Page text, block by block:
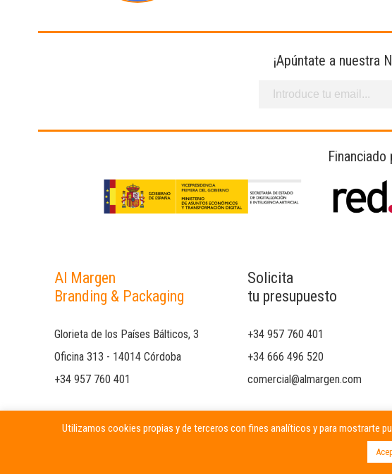
¡Apúntate a nuestra
Al Margen
Branding & Packaging
Glorieta de los Países Bálticos, 3
Oficina 313 - 14014 Córdoba
+34 957 760 401
Solicita
tu presupuesto
+34 957 760 401
+34 666 496 520
comercial@almargen.com
Utilizamos cookies propias y de terceros con fines analíticos y para mostrarte